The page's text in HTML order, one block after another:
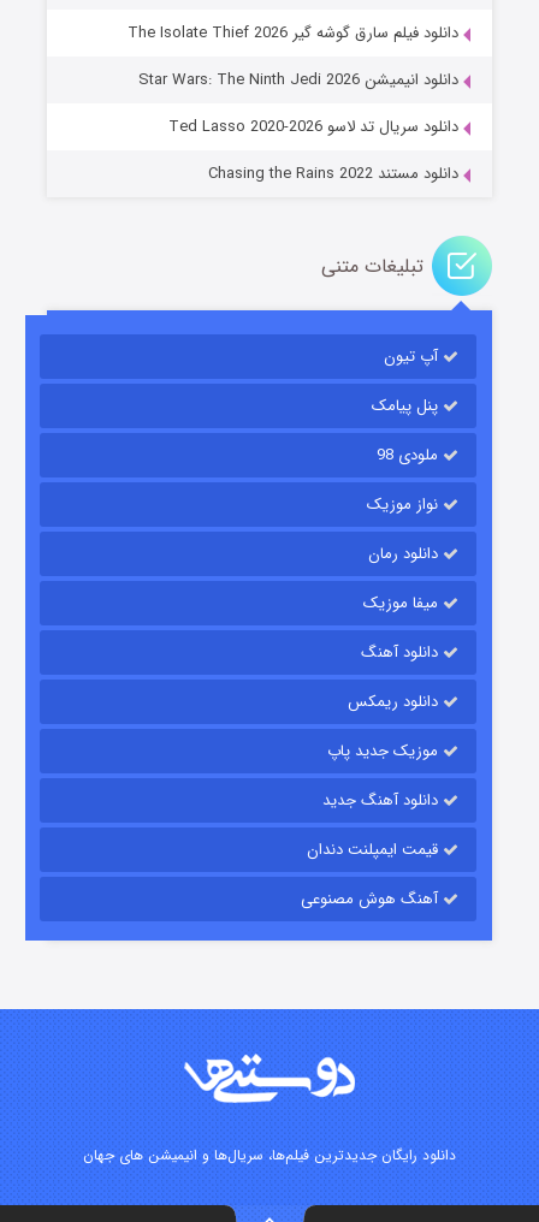
جادوگری در مغولستان
قسمت ۱۴ (زیرنویس) منتشر شد
قسمت
قسمت۲ (دوبله) منتشر شد
دانلود فیلم سارق گوشه گیر The Isolate Thief 2026
دانلود انیمیشن Star Wars: The Ninth Jedi 2026
دانلود سریال تد لاسو Ted Lasso 2020-2026
دانلود مستند Chasing the Rains 2022
تبلیغات متنی
آپ تیون
پنل پیامک
ملودی 98
نواز موزیک
دانلود رمان
میفا موزیک
دانلود آهنگ
دانلود ریمکس
موزیک جدید پاپ
دانلود آهنگ جدید
قیمت ایمپلنت دندان
آهنگ هوش مصنوعی
دانلود رایگان جدیدترین فیلم‌ها، سریال‌ها و انیمیشن های جهان